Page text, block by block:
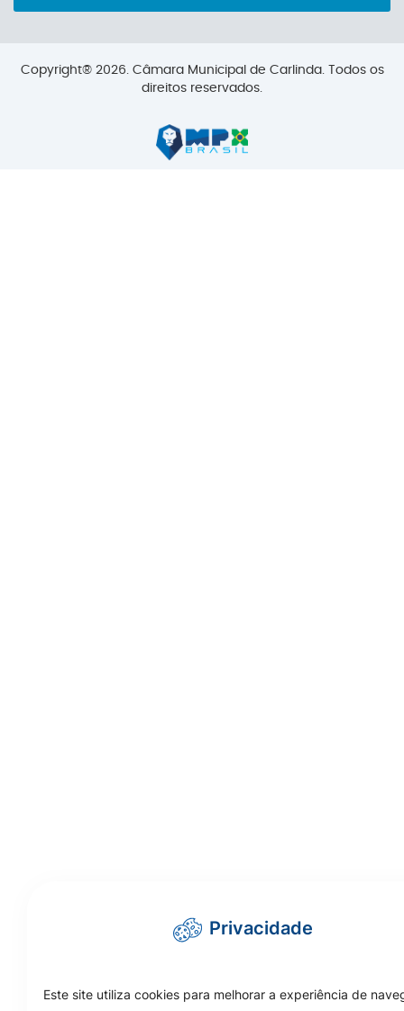
Copyright® 2026. Câmara Municipal de Carlinda. Todos os
direitos reservados.
Privacidade
Este site utiliza cookies para melhorar a experiência de